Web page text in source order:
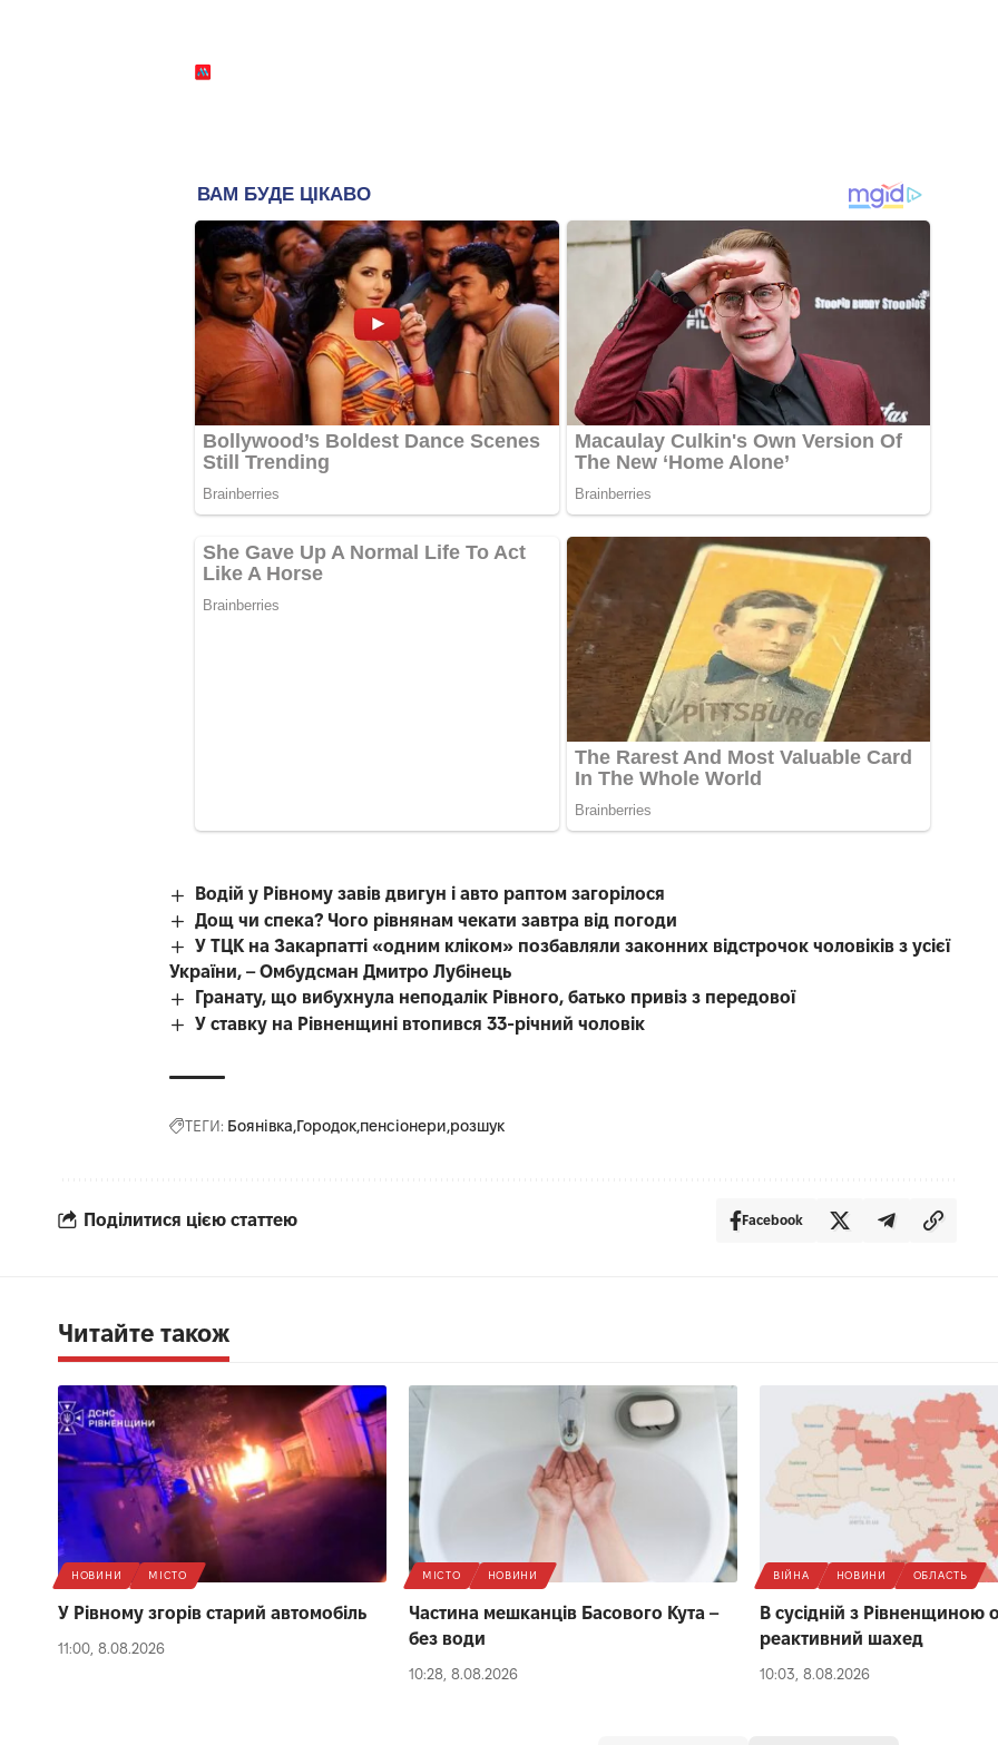
Водій у Рівному завів двигун і авто раптом загорілося
Дощ чи спека? Чого рівнянам чекати завтра від погоди
У ТЦК на Закарпатті «одним кліком» позбавляли законних відстрочок чоловіків з усієї
України, – Омбудсман Дмитро Лубінець
Гранату, що вибухнула неподалік Рівного, батько привіз з передової
У ставку на Рівненщині втопився 33-річний чоловік
ТЕГИ: Боянівка Городок пенсіонери розшук
Поділитися цією статтею Facebook
Читайте також
НОВИНИ МІСТО
У Рівному згорів старий автомобіль
11:00, 8.08.2026
МІСТО НОВИНИ
Частина мешканців Басового Кута –
без води
10:28, 8.08.2026
ВІЙНА НОВИНИ ОБЛАСТЬ
В сусідній з Рівненщиною
реактивний шахед
10:03, 8.08.2026